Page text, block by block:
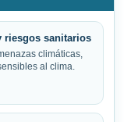
riesgos sanitarios
climáticas,
al clima.